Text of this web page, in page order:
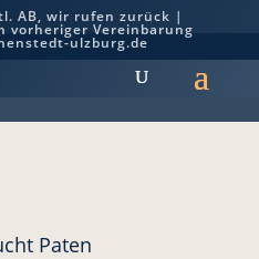
AB, wir rufen zurück |
vorheriger Vereinbarung
ulzburg.de
Paten